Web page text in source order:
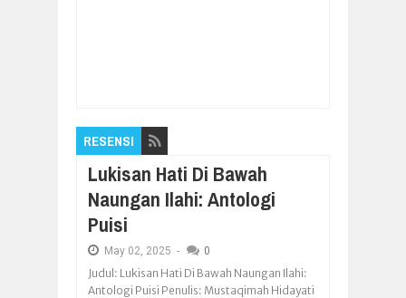
RESENSI
Lukisan Hati Di Bawah
Naungan Ilahi: Antologi
Puisi
May 02, 2025 - 0
Judul: Lukisan Hati Di Bawah Naungan Ilahi:
Antologi Puisi Penulis: Mustaqimah Hidayati